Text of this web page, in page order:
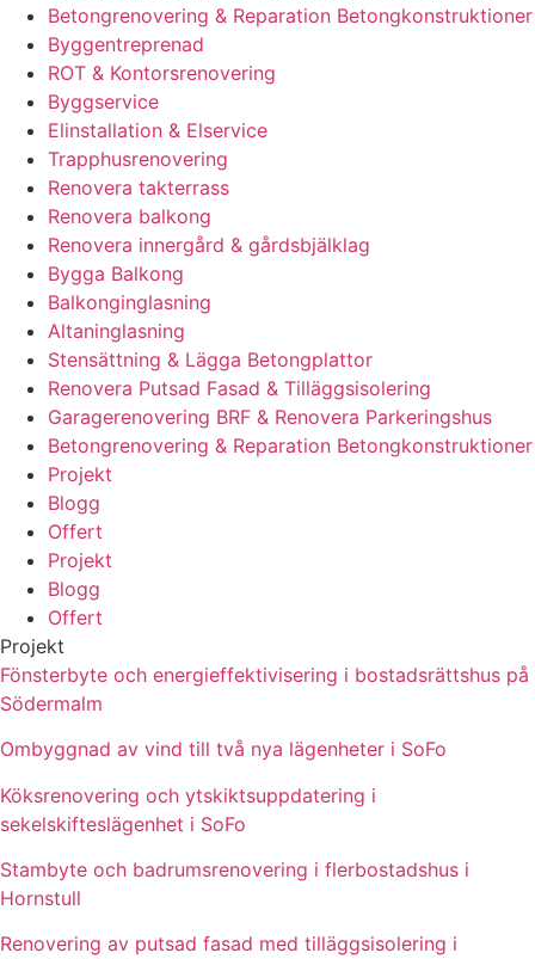
Betongrenovering & Reparation Betongkonstruktioner
Byggentreprenad
ROT & Kontorsrenovering
Byggservice
Elinstallation & Elservice
Trapphusrenovering
Renovera takterrass
Renovera balkong
Renovera innergård & gårdsbjälklag
Bygga Balkong
Balkonginglasning
Altaninglasning
Stensättning & Lägga Betongplattor
Renovera Putsad Fasad & Tilläggsisolering
Garagerenovering BRF & Renovera Parkeringshus
Betongrenovering & Reparation Betongkonstruktioner
Projekt
Blogg
Offert
Projekt
Blogg
Offert
Projekt
Fönsterbyte och energieffektivisering i bostadsrättshus på
Södermalm
Ombyggnad av vind till två nya lägenheter i SoFo
Köksrenovering och ytskiktsuppdatering i
sekelskifteslägenhet i SoFo
Stambyte och badrumsrenovering i flerbostadshus i
Hornstull
Renovering av putsad fasad med tilläggsisolering i